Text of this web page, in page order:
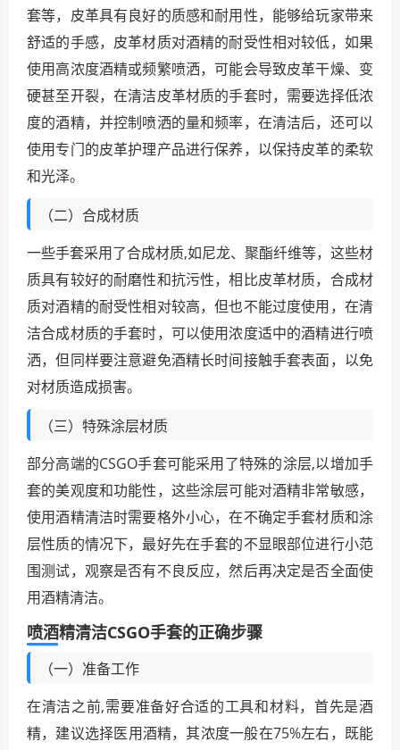
套等，皮革具有良好的质感和耐用性，能够给玩家带来
舒适的手感，皮革材质对酒精的耐受性相对较低，如果
使用高浓度酒精或频繁喷洒，可能会导致皮革干燥、变
硬甚至开裂，在清洁皮革材质的手套时，需要选择低浓
度的酒精，并控制喷洒的量和频率，在清洁后，还可以
使用专门的皮革护理产品进行保养，以保持皮革的柔软
和光泽。
（二）合成材质
一些手套采用了合成材质,如尼龙、聚酯纤维等，这些材
质具有较好的耐磨性和抗污性，相比皮革材质，合成材
质对酒精的耐受性相对较高，但也不能过度使用，在清
洁合成材质的手套时，可以使用浓度适中的酒精进行喷
洒，但同样要注意避免酒精长时间接触手套表面，以免
对材质造成损害。
（三）特殊涂层材质
部分高端的CSGO手套可能采用了特殊的涂层,以增加手
套的美观度和功能性，这些涂层可能对酒精非常敏感，
使用酒精清洁时需要格外小心，在不确定手套材质和涂
层性质的情况下，最好先在手套的不显眼部位进行小范
围测试，观察是否有不良反应，然后再决定是否全面使
用酒精清洁。
喷酒精清洁CSGO手套的正确步骤
（一）准备工作
在清洁之前,需要准备好合适的工具和材料，首先是酒
精，建议选择医用酒精，其浓度一般在75%左右，既能